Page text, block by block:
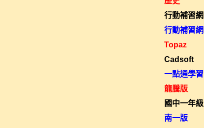
行動補習網
行動補習網
Topaz
Cadsoft
一點通學習
龍騰版
國中一年級
南一版